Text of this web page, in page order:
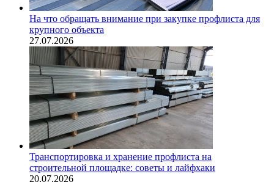
На что обращать внимание при закупке профлиста для
крупного объекта
27.07.2026
Транспортировка и хранение профлиста на
строительной площадке: советы и лайфхаки
20.07.2026